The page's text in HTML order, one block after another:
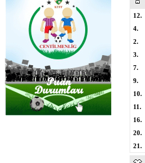
12.
4.
2.
3.
7.
9.
10.
11.
16.
20.
21.